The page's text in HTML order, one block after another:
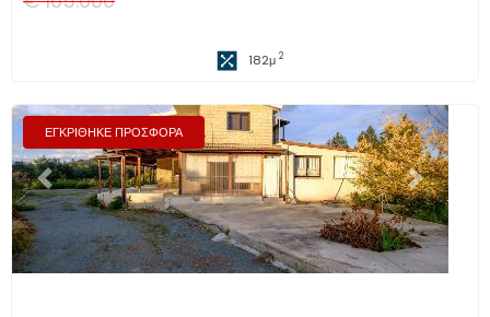
182μ 2
ΕΓΚΡΙΘΗΚΕ ΠΡΟΣΦΟΡΑ
Προηγούμενο Επόμενο